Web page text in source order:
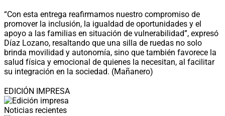
“Con esta entrega reafirmamos nuestro compromiso de
promover la inclusión, la igualdad de oportunidades y el
apoyo a las familias en situación de vulnerabilidad”, expresó
Díaz Lozano, resaltando que una silla de ruedas no solo
brinda movilidad y autonomía, sino que también favorece la
salud física y emocional de quienes la necesitan, al facilitar
su integración en la sociedad. (Mañanero)
EDICIÓN IMPRESA
Noticias recientes